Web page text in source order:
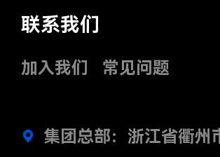
联系我们
加入我们 常见问题
集团总部：浙江省衢州